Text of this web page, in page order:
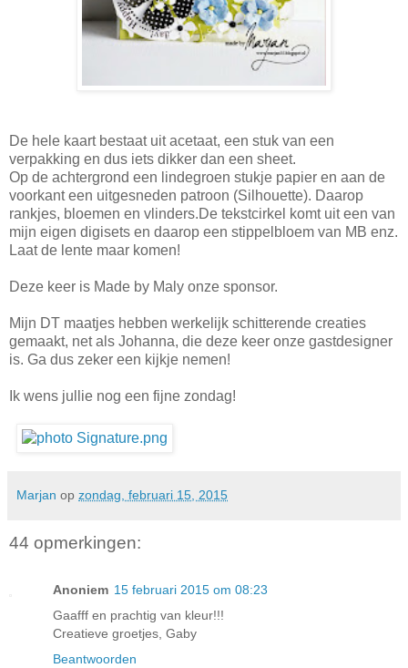
De hele kaart bestaat uit acetaat, een stuk van een
verpakking en dus iets dikker dan een sheet.
Op de achtergrond een lindegroen stukje papier en aan de
voorkant een uitgesneden patroon (Silhouette). Daarop
rankjes, bloemen en vlinders.De tekstcirkel komt uit een van
mijn eigen digisets en daarop een stippelbloem van MB enz.
Laat de lente maar komen!
Deze keer is Made by Maly onze sponsor.
Mijn DT maatjes hebben werkelijk schitterende creaties
gemaakt, net als Johanna, die deze keer onze gastdesigner
is. Ga dus zeker een kijkje nemen!
Ik wens jullie nog een fijne zondag!
Marjan op zondag, februari 15, 2015
44 opmerkingen:
Anoniem 15 februari 2015 om 08:23
Gaafff en prachtig van kleur!!!
Creatieve groetjes, Gaby
Beantwoorden